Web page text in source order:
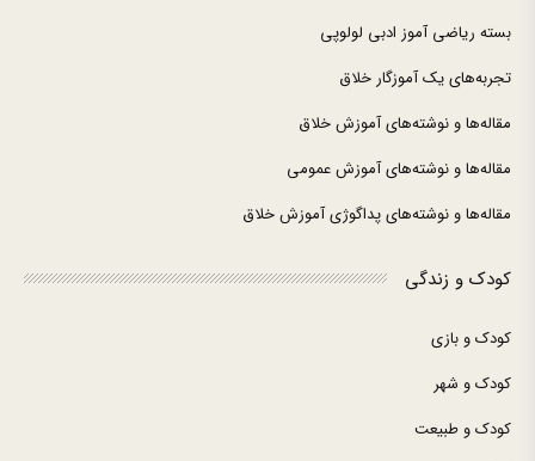
بسته ریاضی آموز ادبی لولوپی
تجربه‌های یک آموزگار خلاق
مقاله‌ها و نوشته‌های آموزش خلاق
مقاله‌ها و نوشته‌های آموزش عمومی
مقاله‌ها و نوشته‌های پداگوژی آموزش خلاق
کودک و زندگی
کودک و بازی
کودک و شهر
کودک و طبیعت